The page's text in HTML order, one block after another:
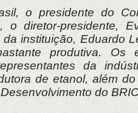
o presidente do
o diretor-presidente,
da instituição, Eduardo
produtiva. Os
da
de etanol, além
do